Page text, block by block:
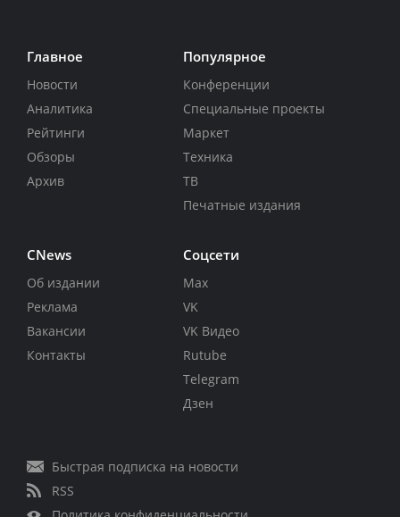
Главное
Новости
Аналитика
Рейтинги
Обзоры
Архив
Популярное
Конференции
Специальные проекты
Маркет
Техника
ТВ
Печатные издания
CNews
Об издании
Реклама
Вакансии
Контакты
Соцсети
Max
VK
VK Видео
Rutube
Telegram
Дзен
Быстрая подписка на новости
RSS